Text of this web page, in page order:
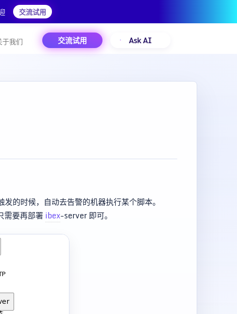
交流试用
于我们 交流试用 Ask AI
的时候，自动去告警的机器执行某个脚本。
需要再部署ibex-server 即可。